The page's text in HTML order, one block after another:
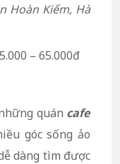
Hoàn Kiếm, Hà
– 65.000đ
quán cafe
góc sống ảo
dàng tìm được